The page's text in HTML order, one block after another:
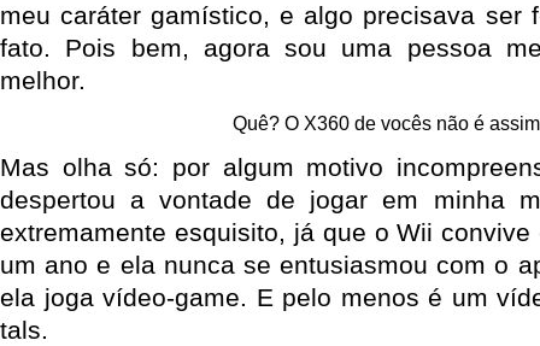
meu caráter gamístico, e algo precisava ser
fato. Pois bem, agora sou uma pessoa
melhor.
Quê? O X360 de vocês não é
Mas olha só: por algum motivo
despertou a vontade de jogar em minha
extremamente esquisito, já que o Wii
um ano e ela nunca se entusiasmou com o
ela joga vídeo-game. E pelo menos é um
tals.